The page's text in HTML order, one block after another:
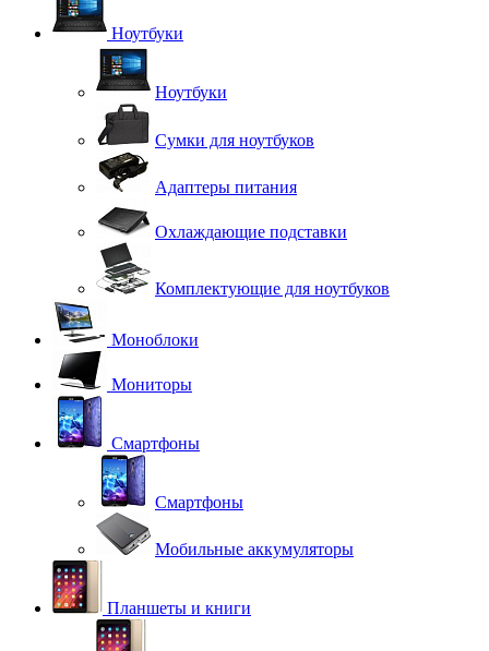
Ноутбуки
Ноутбуки
Сумки для ноутбуков
Адаптеры питания
Охлаждающие подставки
Комплектующие для ноутбуков
Моноблоки
Мониторы
Смартфоны
Смартфоны
Мобильные аккумуляторы
Планшеты и книги